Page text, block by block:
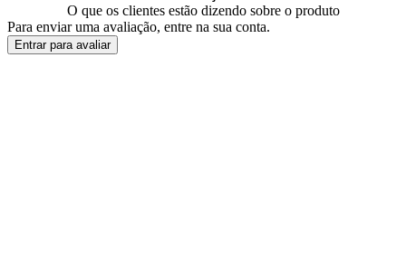
O que os clientes estão dizendo sobre o produto
Para enviar uma avaliação, entre na sua conta.
Entrar para avaliar